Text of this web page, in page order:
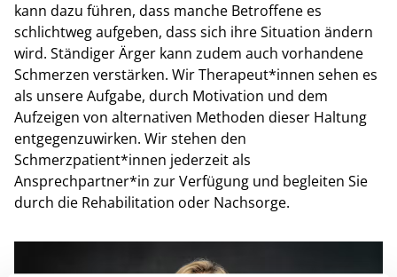
kann dazu führen, dass manche Betroffene es
schlichtweg aufgeben, dass sich ihre Situation ändern
wird. Ständiger Ärger kann zudem auch vorhandene
Schmerzen verstärken. Wir Therapeut*innen sehen es
als unsere Aufgabe, durch Motivation und dem
Aufzeigen von alternativen Methoden dieser Haltung
entgegenzuwirken. Wir stehen den
Schmerzpatient*innen jederzeit als
Ansprechpartner*in zur Verfügung und begleiten Sie
durch die Rehabilitation oder Nachsorge.